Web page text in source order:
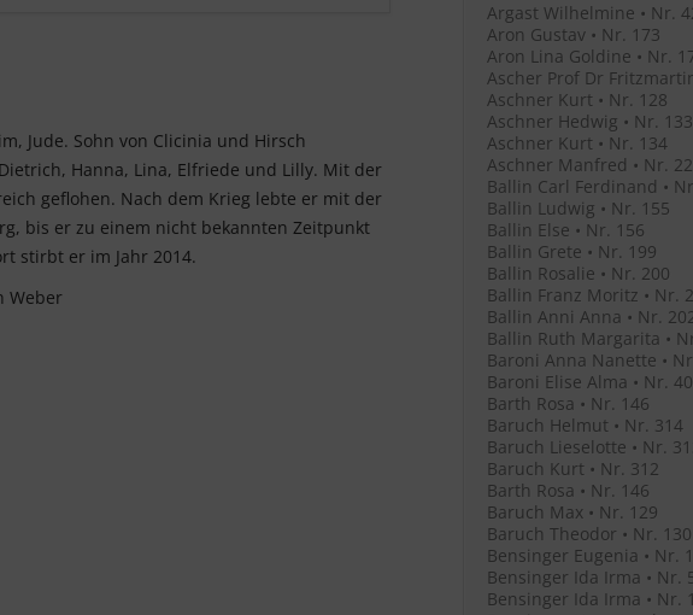
Jude. Sohn von Clicinia und Hirsch
Hanna, Lina, Elfriede und Lilly. Mit der
geflohen. Nach dem Krieg lebte er mit der
bis er zu einem nicht bekannten Zeitpunkt
stirbt er im Jahr 2014.
Weber
Argast Wilhelmine • Nr.
Aron Gustav • Nr. 173
Aron Lina Goldine • Nr.
Ascher Prof Dr
Aschner Kurt • Nr. 128
Aschner Hedwig • Nr. 133
Aschner Kurt • Nr. 134
Aschner Manfred • Nr.
Ballin Carl Ferdinand •
Ballin Ludwig • Nr. 155
Ballin Else • Nr. 156
Ballin Grete • Nr. 199
Ballin Rosalie • Nr. 200
Ballin Franz Moritz • Nr.
Ballin Anni Anna • Nr.
Ballin Ruth Margarita •
Baroni Anna Nanette •
Baroni Elise Alma • Nr.
Barth Rosa • Nr. 146
Baruch Helmut • Nr. 314
Baruch Lieselotte • Nr.
Baruch Kurt • Nr. 312
Barth Rosa • Nr. 146
Baruch Max • Nr. 129
Baruch Theodor • Nr. 130
Bensinger Eugenia • Nr.
Bensinger Ida Irma • Nr.
Bensinger Ida Irma • Nr.